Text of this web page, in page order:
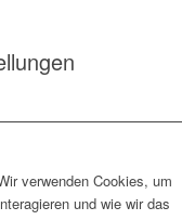
verwenden Cookies, um
und wie wir das